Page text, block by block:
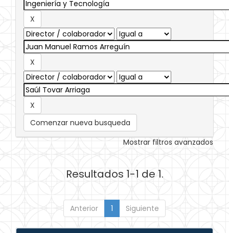
Comenzar nueva busqueda
Mostrar filtros avanzados
Resultados 1-1 de 1.
Anterior 1 Siguiente